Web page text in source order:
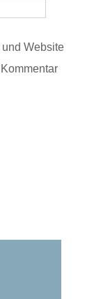
Website